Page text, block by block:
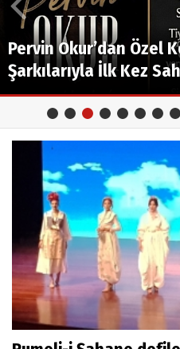
Yıllarca "Atatürk"
Gezen 120 milyonu...
Yazar Emel Demirel'in
Ezekiel 38 Satışa Çıktı!